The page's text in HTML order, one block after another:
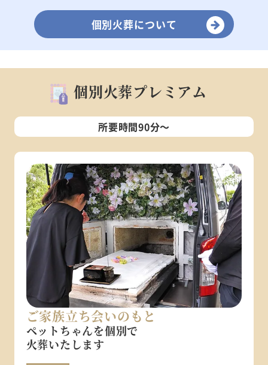
個別火葬について
個別火葬プレミアム
所要時間90分～
ご家族立ち会いのもと
ペットちゃんを個別で
火葬いたします